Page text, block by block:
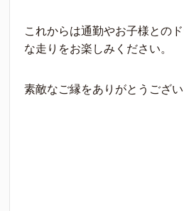
これからは通勤やお子様との
な走りをお楽しみください。
素敵なご縁をありがとうござい